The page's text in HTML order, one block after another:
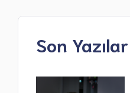
Son Yazılar